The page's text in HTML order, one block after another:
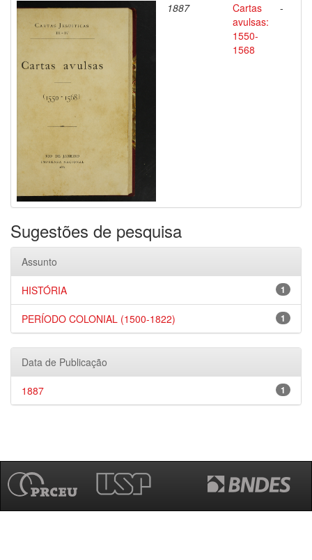
1887
Cartas
avulsas:
1550-
1568
-
Sugestões de pesquisa
Assunto
1
HISTÓRIA
1
PERÍODO COLONIAL (1500-1822)
Data de Publicação
1
1887